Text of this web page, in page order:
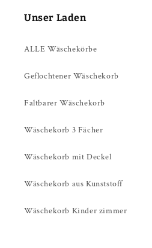
Unser Laden
ALLE Wäschekörbe
Geflochtener Wäschekorb
Faltbarer Wäschekorb
Wäschekorb 3 Fächer
Wäschekorb mit Deckel
Wäschekorb aus Kunststoff
Wäschekorb Kinder zimmer